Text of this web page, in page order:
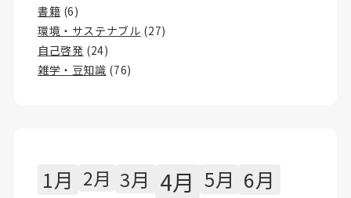
書籍 (6)
環境・サステナブル (27)
自己啓発 (24)
雑学・豆知識 (76)
1月 2月 3月 4月 5月 6月